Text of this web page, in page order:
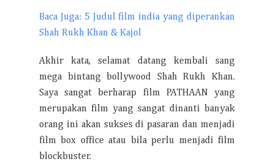
Baca Juga: 5 Judul film india yang diperankan
Shah Rukh Khan & Kajol
Akhir kata, selamat datang kembali sang
mega bintang bollywood Shah Rukh Khan.
Saya sangat berharap film PATHAAN yang
merupakan film yang sangat dinanti banyak
orang ini akan sukses di pasaran dan menjadi
film box office atau bila perlu menjadi film
blockbuster.